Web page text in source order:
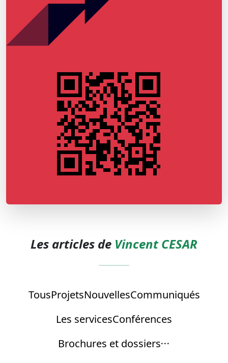
Les articles de Vincent CESAR
TousProjetsNouvellesCommuniqués
Les servicesConférences
Brochures et dossiers